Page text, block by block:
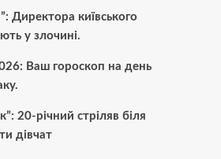
Директора київського
у злочині.
Ваш гороскоп на день
20-річний стріляв біля
дівчат